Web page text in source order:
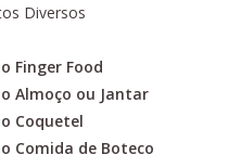
Diversos
Finger Food
Almoço ou Jantar
Coquetel
Comida de Boteco